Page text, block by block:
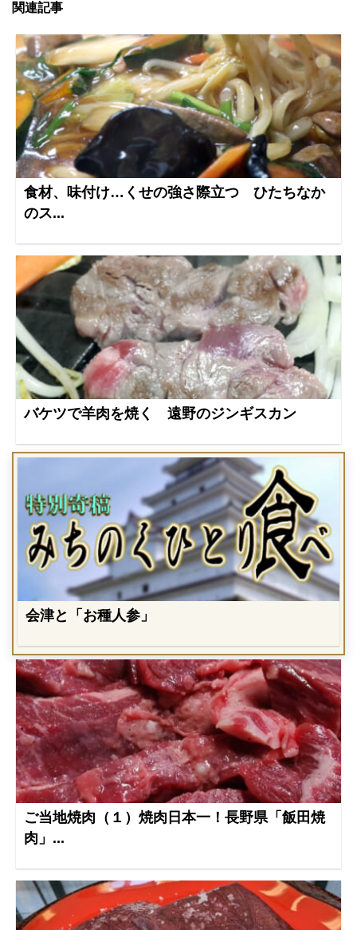
関連記事
食材、味付け…くせの強さ際立つ ひたちなか
のス...
バケツで羊肉を焼く 遠野のジンギスカン
会津と「お種人参」
ご当地焼肉（１）焼肉日本一！長野県「飯田焼
肉」...